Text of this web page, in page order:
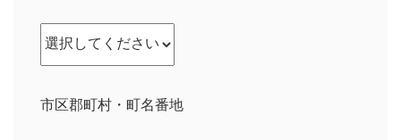
市区郡町村・町名番地